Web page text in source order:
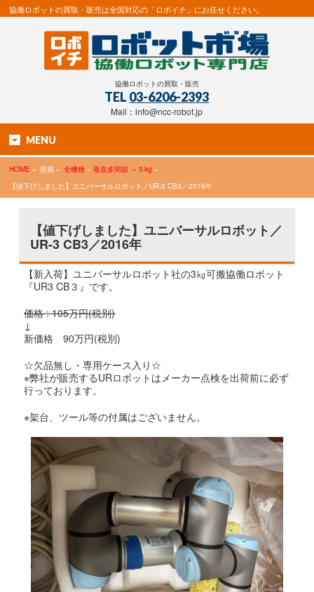
協働ロボットの買取・販売は全国対応の「ロボイチ」にお任せください。
協働ロボットの買取・販売
TEL 03-6206-2393
Mail：info@ncc-robot.jp
MENU
HOME » 投稿 » 全機種 »垂直多関節 ～５kg »
【値下げしました】ユニバーサルロボット／UR-3 CB3／2016年
【値下げしました】ユニバーサルロボット／
UR-3 CB3／2016年
【新入荷】ユニバーサルロボット社の3㎏可搬協働ロボット
『UR3 CB３』です。
価格 : 105万円(税別)
↓
新価格 90万円(税別)
☆欠品無し・専用ケース入り☆
※弊社が販売するURロボットはメーカー点検を出荷前に必ず
行っております。
※架台、ツール等の付属はございません。